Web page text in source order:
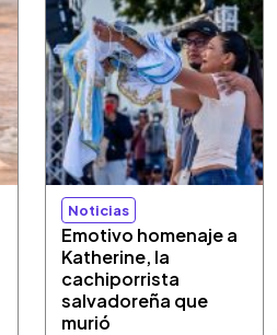
Noticias
Emotivo homenaje a
Katherine, la
cachiporrista
salvadoreña que
murió